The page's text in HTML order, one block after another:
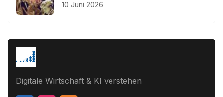
10 Juni 2026
Digitale Wirtschaft & KI verstehen